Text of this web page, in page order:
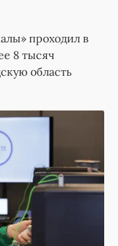
проходил в
8 тысяч
область